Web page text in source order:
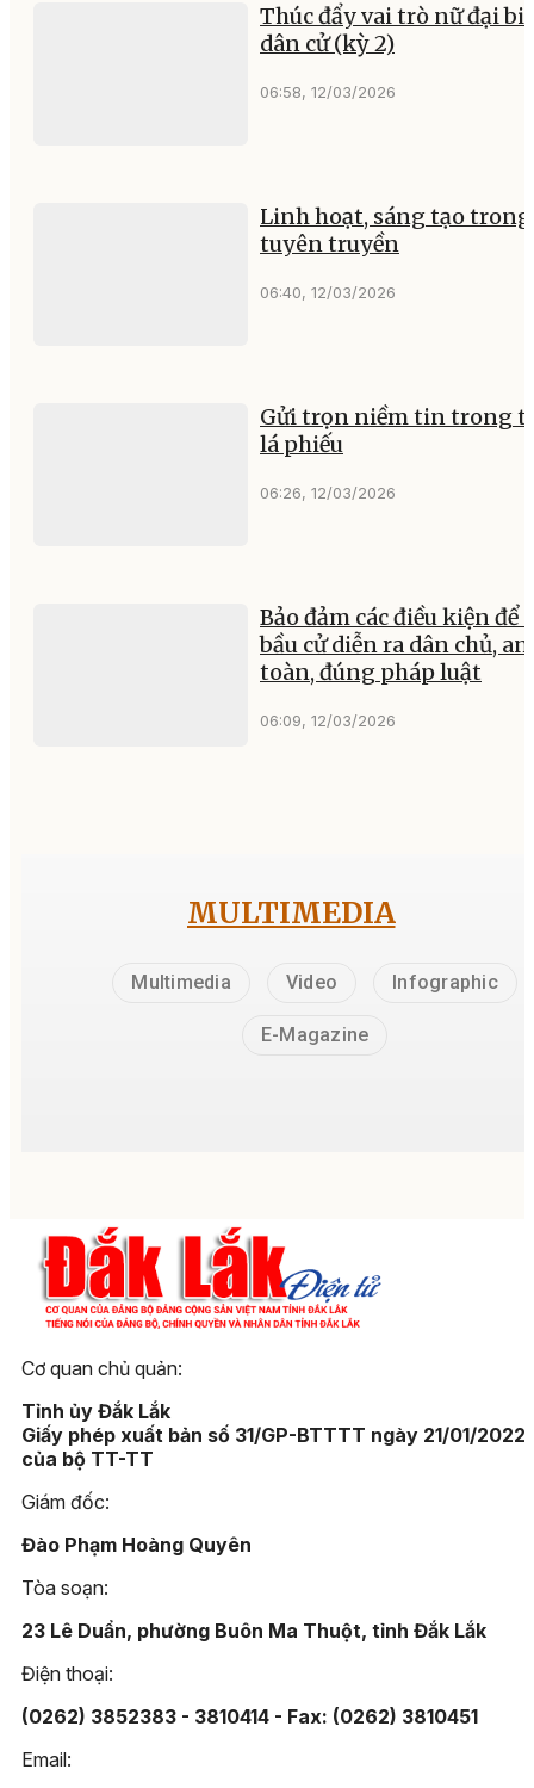
Thúc đẩy vai trò nữ đại
dân cử (kỳ 2)
06:58, 12/03/2026
Linh hoạt, sáng tạo trong
tuyên truyền
06:40, 12/03/2026
Gửi trọn niềm tin trong
lá phiếu
06:26, 12/03/2026
Bảo đảm các điều kiện để
bầu cử diễn ra dân chủ, an
toàn, đúng pháp luật
06:09, 12/03/2026
MULTIMEDIA
Multimedia Video Infographic
E-Magazine
Cơ quan chủ quản:
Tỉnh ủy Đắk Lắk
Giấy phép xuất bản số 31/GP-BTTTT ngày 21/01/2022
của bộ TT-TT
Giám đốc:
Đào Phạm Hoàng Quyên
Tòa soạn:
23 Lê Duẩn, phường Buôn Ma Thuột, tỉnh Đắk Lắk
Điện thoại:
(0262) 3852383 - 3810414 - Fax: (0262) 3810451
Email: